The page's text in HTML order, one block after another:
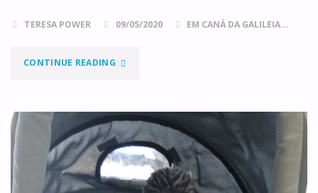
TERESA POWER 09/05/2020 EM CANÁ DA GALILEIA...
CONTINUE READING"SAUDAÇÕES,
SAÚDE
E
O